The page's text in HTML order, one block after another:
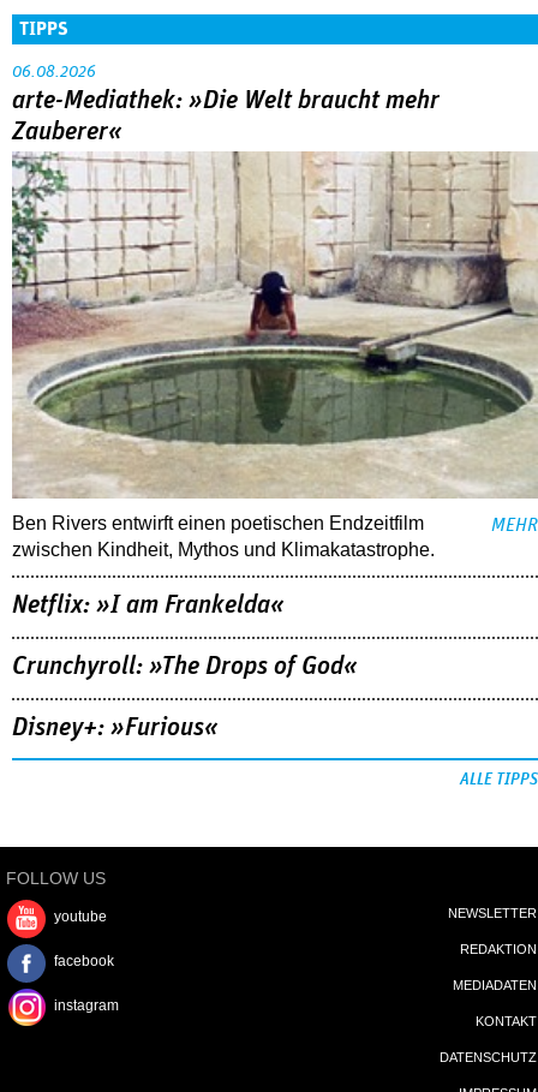
TIPPS
06.08.2026
arte-Mediathek: »Die Welt braucht mehr
Zauberer«
Ben Rivers entwirft einen poetischen Endzeitfilm
zwischen Kindheit, Mythos und Klimakatastrophe.
MEHR
Netflix: »I am Frankelda«
Crunchyroll: »The Drops of God«
Disney+: »Furious«
ALLE TIPPS
FOLLOW US
youtube
facebook
instagram
NEWSLETTER
REDAKTION
MEDIADATEN
KONTAKT
DATENSCHUTZ